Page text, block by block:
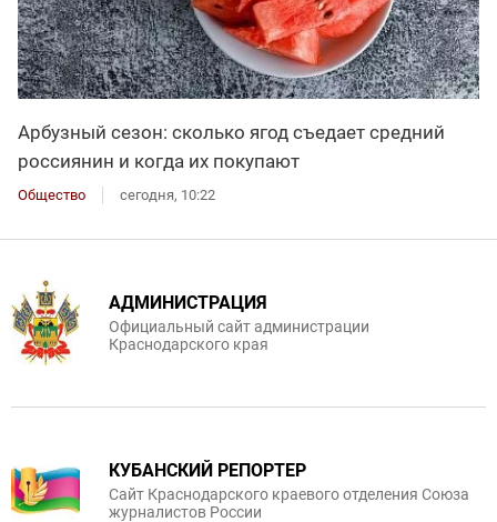
Арбузный сезон: сколько ягод съедает средний
россиянин и когда их покупают
Общество сегодня, 10:22
АДМИНИСТРАЦИЯ
Официальный сайт администрации
Краснодарского края
КУБАНСКИЙ РЕПОРТЕР
Сайт Краснодарского краевого отделения Союза
журналистов России